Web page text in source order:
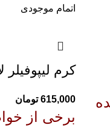
اتمام موجودی
کرم لیپوفیلر
615,000 تومان
برخی از